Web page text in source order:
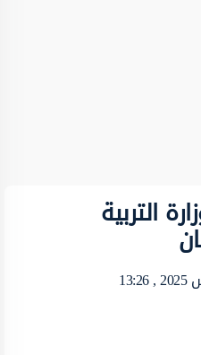
التربية